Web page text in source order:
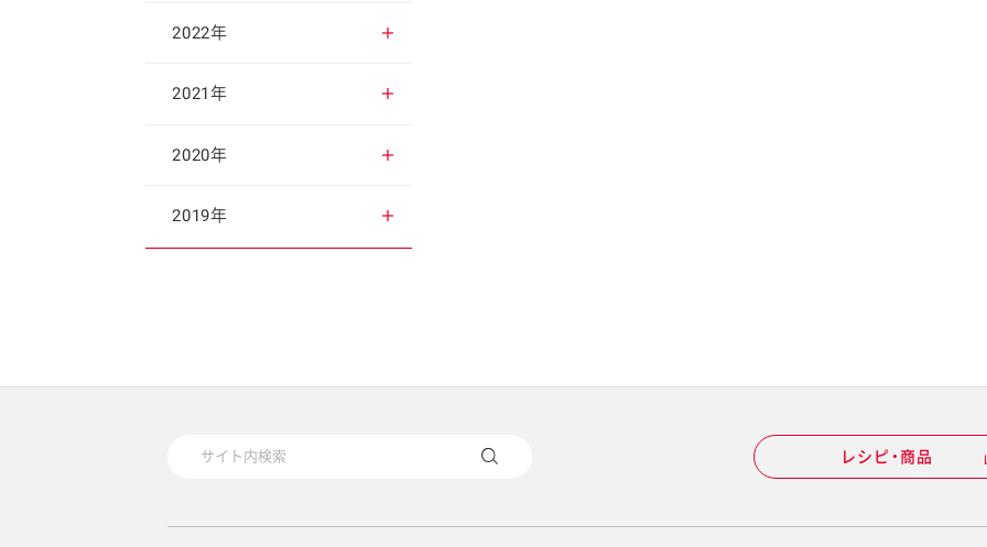
2025年10月
2025年9月
2025年8月
2025年7月
2025年4月
2025年3月
2024年11月
2024年10月
2024年9月
2024年8月
2024年5月
2024年4月
2023年12月
2023年11月
2023年10月
2023年9月
2023年6月
2023年5月
2022年
2022年12月
2022年11月
2022年10月
2022年7月
2022年6月
2021年
2021年12月
2021年11月
2021年7月
2020年
2020年12月
2020年8月
2019年
2019年9月 レシピ・商品